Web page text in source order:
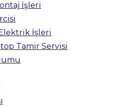
İşleri
İşleri
Tamir Servisi